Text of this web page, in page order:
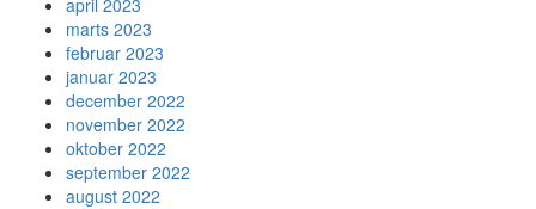
marts 2023
februar 2023
januar 2023
december 2022
november 2022
oktober 2022
september 2022
august 2022